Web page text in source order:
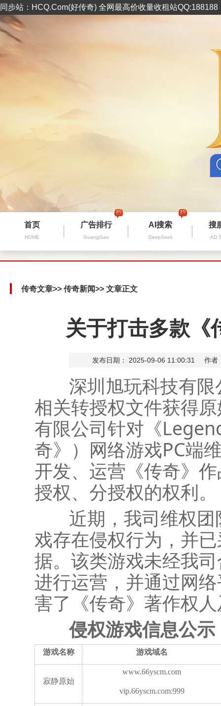
同步站：HCQ.Com(好传奇) 全网最高价收量收租站
首页
HOME
广告排行
GuangGao
AI搜索
DeepSeek
搜
AD
传奇文章>> 传奇新闻>> 文章正文
关于打击多款《
发布日期： 2025-09-06 11:00:31 作者
深圳旭玩科技有限
相关转授权文件获得
有限公司针对《
奇》）网络游戏PC端
开发、运营《传奇》
授权、分授权的权利。
近期，我司维权团
戏存在侵权行为，并
据。该类游戏未经我
进行运营，并通过网
害了《传奇》著作权
侵权游戏信息公示
游戏名称 游戏域名
寂静原始
www.66yscm.com
vip.66yscm.com:999